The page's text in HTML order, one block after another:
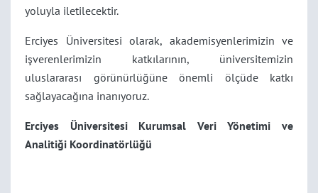
yoluyla iletilecektir.
Erciyes Üniversitesi olarak, akademisyenlerimizin ve
işverenlerimizin katkılarının, üniversitemizin
uluslararası görünürlüğüne önemli ölçüde katkı
sağlayacağına inanıyoruz.
Erciyes Üniversitesi Kurumsal Veri Yönetimi ve
Analitiği Koordinatörlüğü